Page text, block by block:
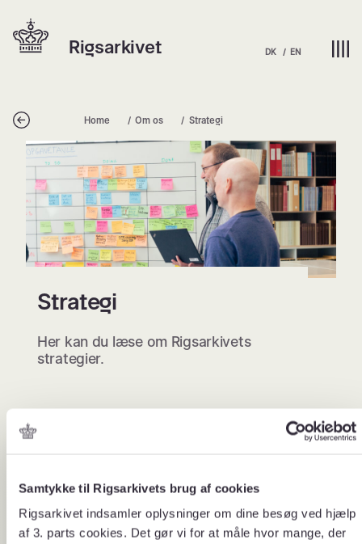
Samtykke til Rigsarkivets brug af cookies
Rigsarkivet indsamler oplysninger om dine besøg ved hjælp
af 3. parts cookies. Det gør vi for at måle hvor mange, der
Spring
indhold
Hjem | Home
Rigsarkivet DK EN
Tilbage Home Om os Strategi
Strategi
Strategi
Her kan du læse om Rigsarkivets
strategier.